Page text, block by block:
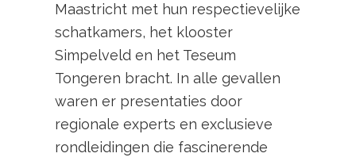
Maastricht met hun respectievelijke
schatkamers, het klooster
Simpelveld en het Teseum
Tongeren bracht. In alle gevallen
waren er presentaties door
regionale experts en exclusieve
rondleidingen die fascinerende